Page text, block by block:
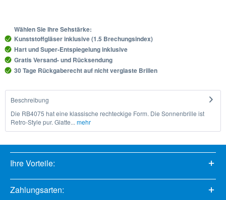
Wählen Sie Ihre Sehstärke:
Kunststoffgläser inklusive (1.5 Brechungsindex)
Hart und Super-Entspiegelung inklusive
Gratis Versand- und Rücksendung
30 Tage Rückgaberecht auf nicht verglaste Brillen
Beschreibung
Die RB4075 hat eine klassische rechteckige Form. Die Sonnenbrille ist
Retro-Style pur. Glatte... mehr
Ihre Vorteile:
Zahlungsarten: